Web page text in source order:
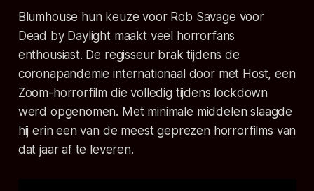
Blumhouse hun keuze voor Rob Savage voor
Dead by Daylight maakt veel horrorfans
enthousiast. De regisseur brak tijdens de
coronapandemie internationaal door met Host, een
Zoom-horrorfilm die volledig tijdens lockdown
werd opgenomen. Met minimale middelen slaagde
hij erin een van de meest geprezen horrorfilms van
dat jaar af te leveren.